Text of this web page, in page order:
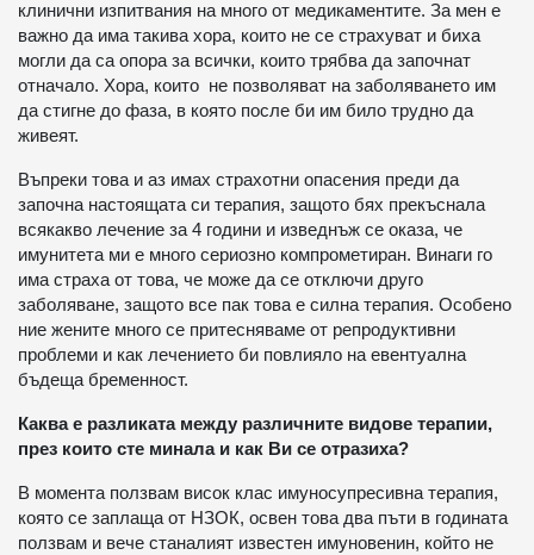
клинични изпитвания на много от медикаментите. За мен е
важно да има такива хора, които не се страхуват и биха
могли да са опора за всички, които трябва да започнат
отначало. Хора, които не позволяват на заболяването им
да стигне до фаза, в която после би им било трудно да
живеят.
Въпреки това и аз имах страхотни опасения преди да
започна настоящата си терапия, защото бях прекъснала
всякакво лечение за 4 години и изведнъж се оказа, че
имунитета ми е много сериозно компрометиран. Винаги го
има страха от това, че може да се отключи друго
заболяване, защото все пак това е силна терапия. Особено
ние жените много се притесняваме от репродуктивни
проблеми и как лечението би повлияло на евентуална
бъдеща бременност.
Каква е разликата между различните видове терапии,
през които сте минала и как Ви се отразиха?
В момента ползвам висок клас имуносупресивна терапия,
която се заплаща от НЗОК, освен това два пъти в годината
ползвам и вече станалият известен имуновенин, който не